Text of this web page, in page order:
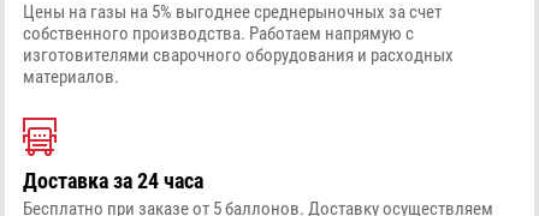
Цены на газы на 5% выгоднее среднерыночных за счет
собственного производства. Работаем напрямую с
изготовителями сварочного оборудования и расходных
материалов.
Доставка за 24 часа
Бесплатно при заказе от 5 баллонов. Доставку осуществляем